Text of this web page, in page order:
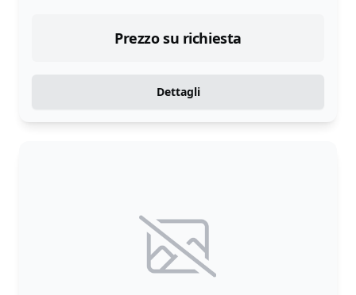
Prezzo su richiesta
Dettagli